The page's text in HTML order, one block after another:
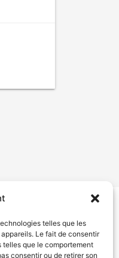
telles que les
Le fait de consentir
telles que le comportement
consentir ou de retirer son